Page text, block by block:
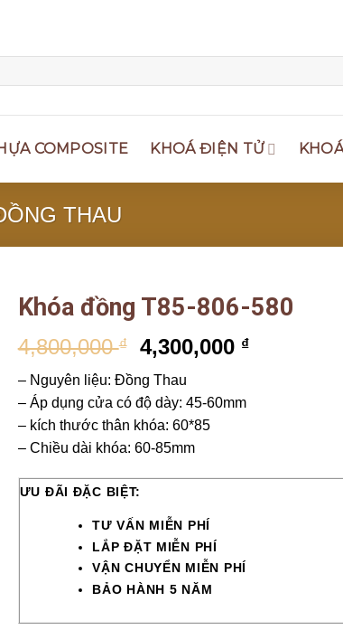
COMPOSITE KHOÁ ĐIỆN TỬ
THAU
Khóa đồng T85-806-580
4,800,000₫ 4,300,000 ₫
– Nguyên liệu: Đồng Thau
– Áp dụng cửa có độ dày: 45-60mm
– kích thước thân khóa: 60*85
– Chiều dài khóa: 60-85mm
ƯU ĐÃI ĐẶC BIỆT:
TƯ VẤN MIỄN PHÍ
LẮP ĐẶT MIỄN PHÍ
VẬN CHUYỂN MIỄN PHÍ
BẢO HÀNH 5 NĂM